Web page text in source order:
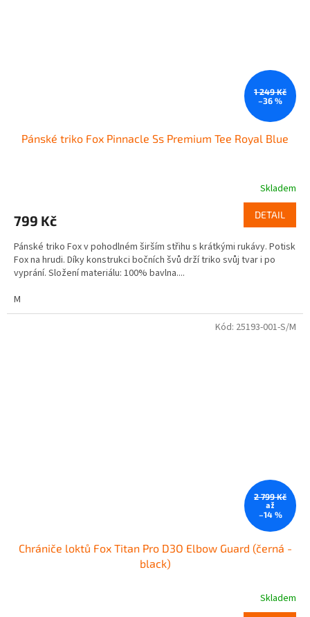
1 249 Kč
–36 %
Pánské triko Fox Pinnacle Ss Premium Tee Royal Blue
Skladem
799 Kč DETAIL
Pánské triko Fox v pohodlném širším střihu s krátkými rukávy. Potisk
Fox na hrudi. Díky konstrukci bočních švů drží triko svůj tvar i po
vyprání. Složení materiálu: 100% bavlna....
M
2 799 Kč
až
–14 %
Chrániče loktů Fox Titan Pro D3O Elbow Guard (černá -
black)
Skladem
Kód: 25193-001-S/M